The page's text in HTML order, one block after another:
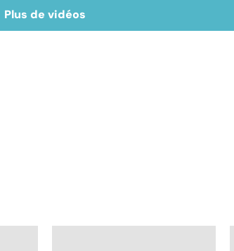
Plus de vidéos